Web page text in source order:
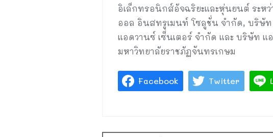
อิเล็กทรอนิกส์อัจฉริยะและหุ่นยนต์ ระห
ออล อินสทรูเมนท์ โซลูชั่น จำกัด, บริษัท
แอดวานซ์ เซ็นเตอร์ จำกัด และ บริษัท
มหาวิทยาลัยราชภัฏจันทรเกษม
Facebook Twitter